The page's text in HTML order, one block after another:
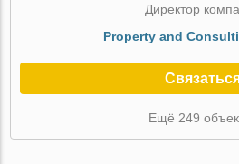
Директор
Property and
Ещё 249